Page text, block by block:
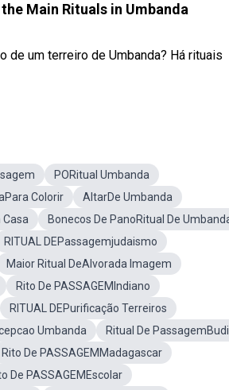
Main Rituals in Umbanda
um terreiro de Umbanda? Há rituais
PORitual Umbanda
Colorir
AltarDe Umbanda
Bonecos De PanoRitual De
RITUAL DEPassagemjudaismo
Maior Ritual DeAlvorada Imagem
Rito De PASSAGEMIndiano
RITUAL DEPurificação Terreiros
Umbanda
Ritual De
Rito De PASSAGEMMadagascar
De PASSAGEMEscolar